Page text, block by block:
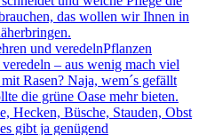
das wollen wir Ihnen in
und veredelnPflanzen
– aus wenig mach viel
Rasen? Naja, wem´s gefällt
die grüne Oase mehr bieten.
Hecken, Büsche, Stauden, Obst
gibt ja genügend